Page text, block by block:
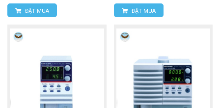
ĐẶT MUA ĐẶT MUA